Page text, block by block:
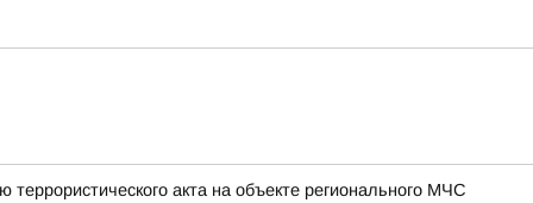
акта на объекте регионального МЧС